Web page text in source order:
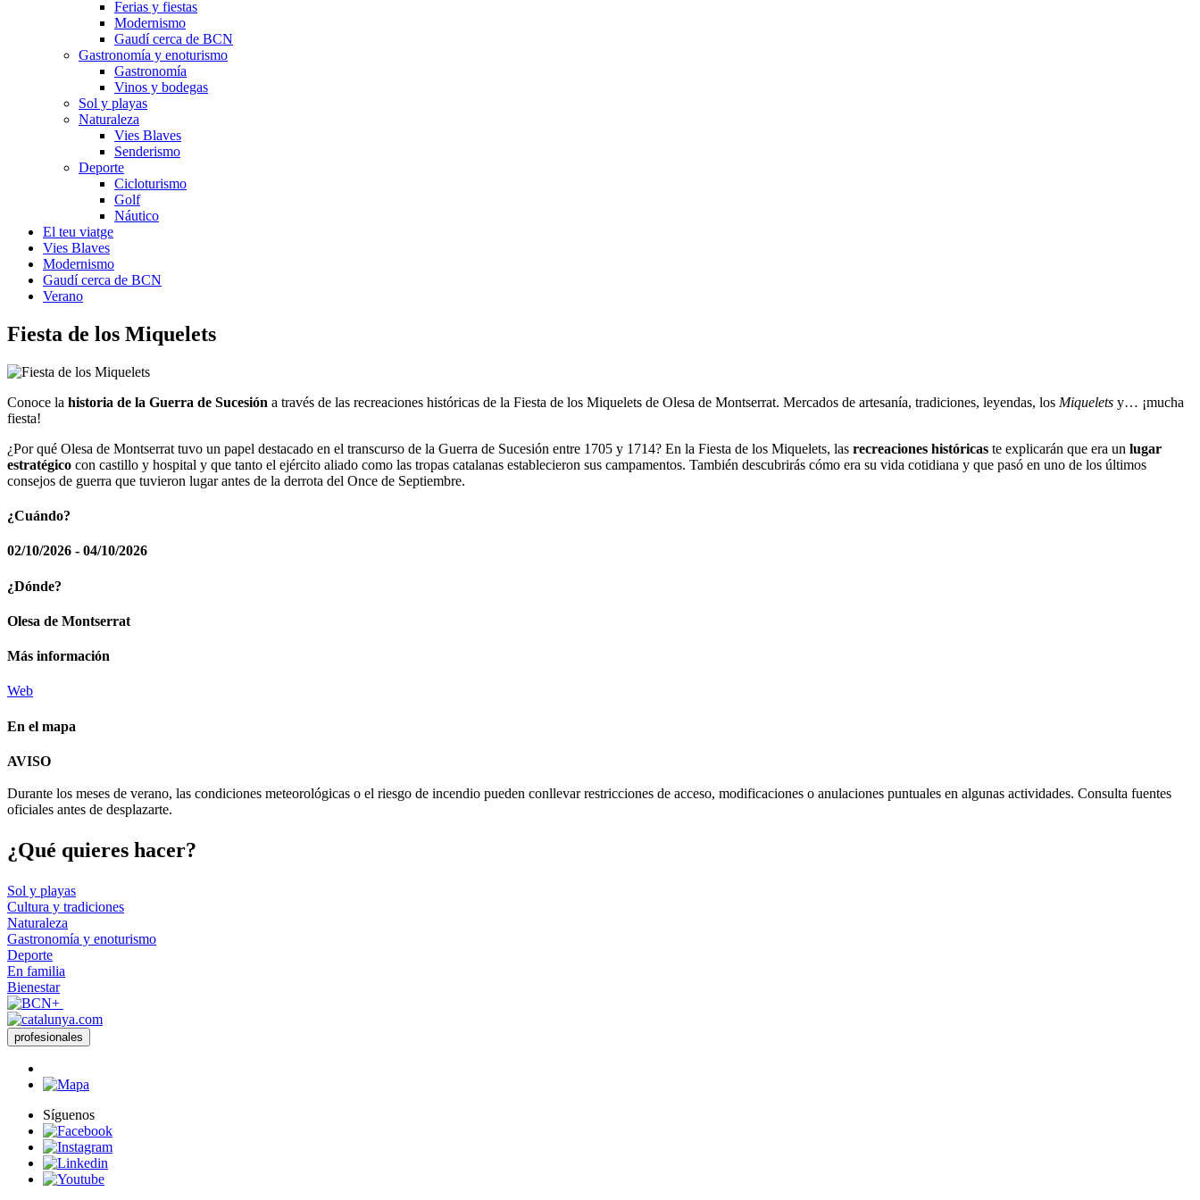
Ferias y fiestas
Modernismo
Gaudí cerca de BCN
Gastronomía y enoturismo
Gastronomía
Vinos y bodegas
Sol y playas
Naturaleza
Vies Blaves
Senderismo
Deporte
Cicloturismo
Golf
Náutico
El teu viatge
Vies Blaves
Modernismo
Gaudí cerca de BCN
Verano
Fiesta de los Miquelets
Conoce la historia de la Guerra de Sucesión a través de las recreaciones históricas de la Fiesta de los Miquelets de Olesa de Montserrat. Mercados de artesanía, tradiciones, leyendas, los Miquelets y… ¡mucha
fiesta!
¿Por qué Olesa de Montserrat tuvo un papel destacado en el transcurso de la Guerra de Sucesión entre 1705 y 1714? En la Fiesta de los Miquelets, las recreaciones históricas te explicarán que era un lugar
estratégico con castillo y hospital y que tanto el ejército aliado como las tropas catalanas establecieron sus campamentos. También descubrirás cómo era su vida cotidiana y que pasó en uno de los últimos
consejos de guerra que tuvieron lugar antes de la derrota del Once de Septiembre.
¿Cuándo?
02/10/2026 - 04/10/2026
¿Dónde?
Olesa de Montserrat
Más información
Web
En el mapa
−
AVISO
Durante los meses de verano, las condiciones meteorológicas o el riesgo de incendio pueden conllevar restricciones de acceso, modificaciones o anulaciones puntuales en algunas actividades. Consulta fuentes
oficiales antes de desplazarte.
¿Qué quieres hacer?
Sol y playas
Cultura y tradiciones
Naturaleza
Gastronomía y enoturismo
Deporte
En familia
Bienestar
profesionales
Síguenos